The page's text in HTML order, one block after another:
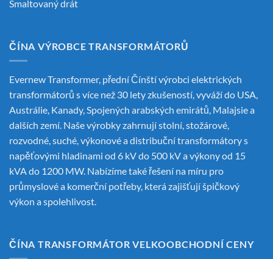
Smaltovaný drát
ČÍNA VÝROBCE TRANSFORMÁTORŮ
Evernew Transformer, předníČínští výrobci elektrických
transformátorů s více než 30 lety zkušeností, vyváží do USA,
Austrálie, Kanady, Spojených arabských emirátů, Malajsie a
dalších zemí. Naše výrobky zahrnují stolní, stožárové,
rozvodné, suché, výkonové a distribuční transformátory s
napěťovými hladinami od 6 kV do 500 kV a výkony od 15
kVA do 1200 MW. Nabízíme také řešení na míru pro
průmyslové a komerční potřeby, která zajišťují špičkový
výkon a spolehlivost.
ČÍNA TRANSFORMÁTOR VELKOOBCHODNÍ CENY